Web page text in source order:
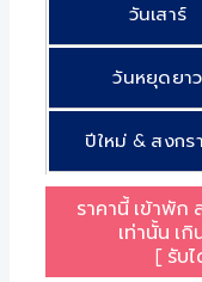
วันเสาร์
วันหยุดยาว
ปีใหม่ & สงกร
ราคานี้ เข้าพัก
เท่านั้น เ
[ รับ